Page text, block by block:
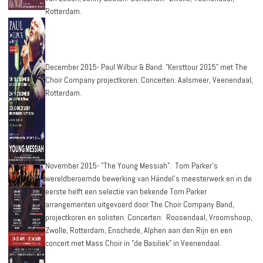
Rotterdam.
December 2015- Paul Wilbur & Band. "Kersttour 2015" met The
Choir Company projectkoren. Concerten: Aalsmeer, Veenendaal,
Rotterdam.
November 2015- "The Young Messiah". Tom Parker’s
wereldberoemde bewerking van Händel’s meesterwerk en in de
eerste helft een selectie van bekende Tom Parker
arrangementen uitgevoerd door The Choir Company Band,
projectkoren en solisten. Concerten: Roosendaal, Vroomshoop,
Zwolle, Rotterdam, Enschede, Alphen aan den Rijn en een
concert met Mass Choir in "de Basiliek" in Veenendaal.